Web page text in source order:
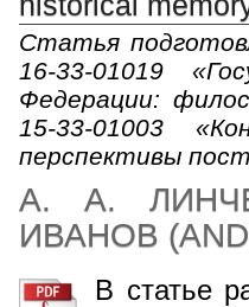
Статья
16-33-01019
Федерации:
15-33-01003
перспективы
А. А.
ИВАНОВ (
В статье